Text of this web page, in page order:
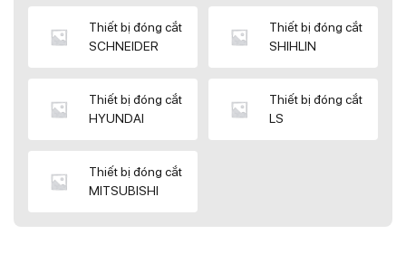
Thiết bị đóng cắt
SCHNEIDER
Thiết bị đóng cắt
SHIHLIN
Thiết bị đóng cắt
HYUNDAI
Thiết bị đóng cắt
LS
Thiết bị đóng cắt
MITSUBISHI